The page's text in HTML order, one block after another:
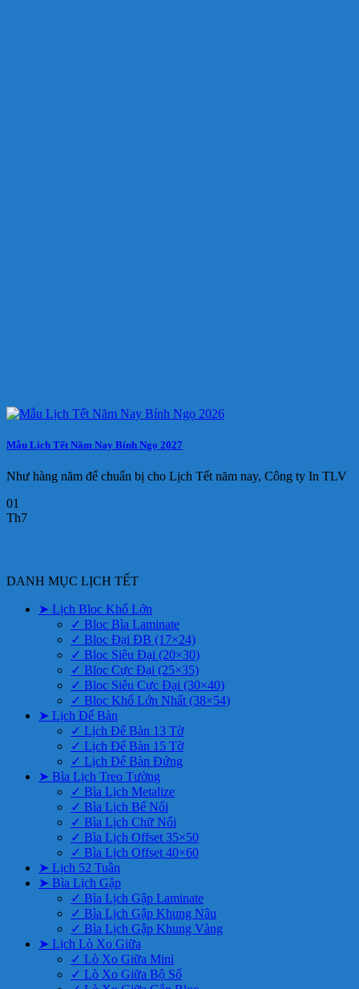
Mẫu Lịch Tết Năm Nay Bính Ngọ 2027
Như hàng năm để chuẩn bị cho Lịch Tết năm nay, Công ty In TLV
01
Th7
DANH MỤC LỊCH TẾT
➤ Lịch Bloc Khổ Lớn
✓ Bloc Bìa Laminate
✓ Bloc Đại ĐB (17×24)
✓ Bloc Siêu Đại (20×30)
✓ Bloc Cực Đại (25×35)
✓ Bloc Siêu Cực Đại (30×40)
✓ Bloc Khổ Lớn Nhất (38×54)
➤ Lịch Để Bàn
✓ Lịch Để Bàn 13 Tờ
✓ Lịch Để Bàn 15 Tờ
✓ Lịch Để Bàn Đứng
➤ Bìa Lịch Treo Tường
✓ Bìa Lịch Metalize
✓ Bìa Lịch Bế Nổi
✓ Bìa Lịch Chữ Nổi
✓ Bìa Lịch Offset 35×50
✓ Bìa Lịch Offset 40×60
➤ Lịch 52 Tuần
➤ Bìa Lịch Gập
✓ Bìa Lịch Gập Laminate
✓ Bìa Lịch Gập Khung Nâu
✓ Bìa Lịch Gập Khung Vàng
➤ Lịch Lò Xo Giữa
✓ Lò Xo Giữa Mini
✓ Lò Xo Giữa Bộ Số